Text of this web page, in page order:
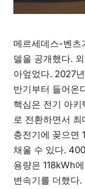
메르세데스-벤츠
델을 공개했다.
아엎었다. 2027
반기부터 들어온
핵심은 전기 아
로 전환하면서
충전기에 꽂으면
채울 수 있다.
용량은 118kWh
변속기를 더했다